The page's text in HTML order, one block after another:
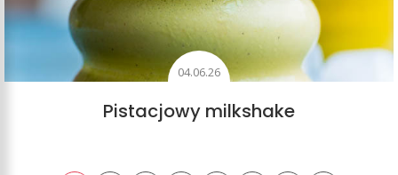
04.06.26
Pistacjowy milkshake